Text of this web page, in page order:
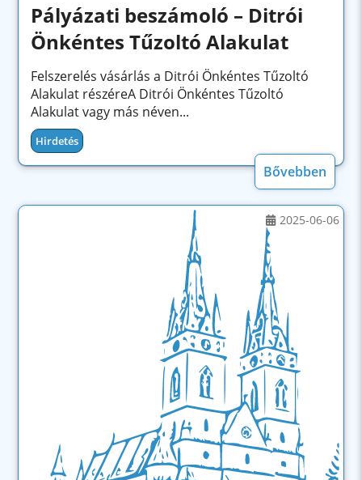
Pályázati beszámoló – Ditrói
Önkéntes Tűzoltó Alakulat
Felszerelés vásárlás a Ditrói Önkéntes Tűzoltó
Alakulat részéreA Ditrói Önkéntes Tűzoltó
Alakulat vagy más néven...
Hirdetés
Bővebben
2025-06-06